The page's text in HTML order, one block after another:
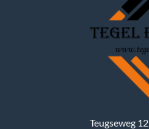
Teugseweg 12